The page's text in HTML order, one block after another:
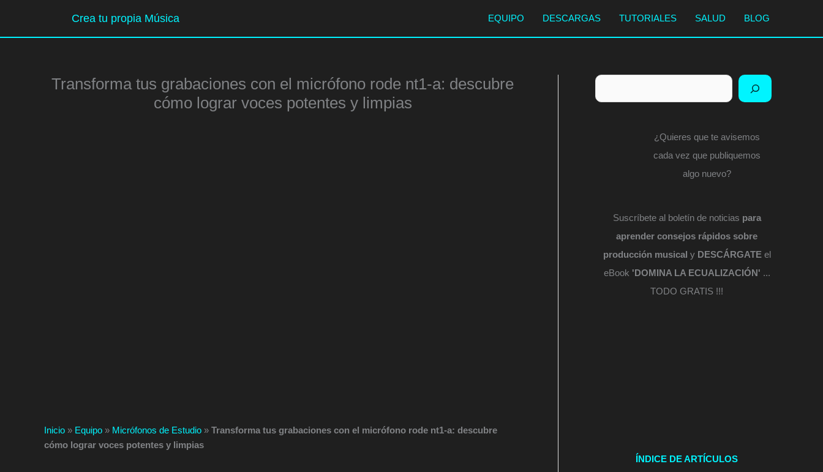
contenido
Crea tu propia Música EQUIPO DESCARGAS TUTORIALES SALUD BLOG
Transforma tus grabaciones con el micrófono rode nt1-a: descubre
cómo lograr voces potentes y limpias
Inicio » Equipo » Micrófonos de Estudio » Transforma tus grabaciones con el micrófono rode nt1-a: descubre
cómo lograr voces potentes y limpias
Buscar
¿Quieres que te avisemos
cada vez que publiquemos
algo nuevo?
Suscríbete al boletín de noticias para
aprender consejos rápidos sobre
producción musical y DESCÁRGATEel
eBook 'DOMINA LA ECUALIZACIÓN' ...
TODO GRATIS !!!
ÍNDICE DE ARTÍCULOS